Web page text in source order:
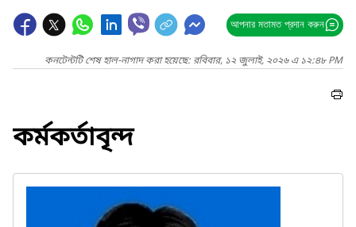
আপনার মতামত প্রদান করুন
কনটেন্টটি শেষ হাল-নাগাদ করা হয়েছে: রবিবার, ১২ জুলাই, ২০২৬ এ ১২:৪৮ PM
কর্মকর্তাবৃন্দ